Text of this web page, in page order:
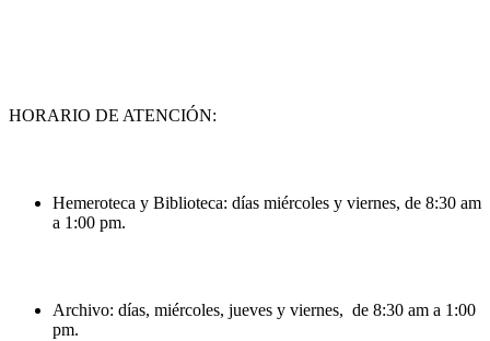
HORARIO DE ATENCIÓN:
Hemeroteca y Biblioteca: días miércoles y viernes, de 8:30 am
a 1:00 pm.
Archivo: días, miércoles, jueves y viernes, de 8:30 am a 1:00
pm.